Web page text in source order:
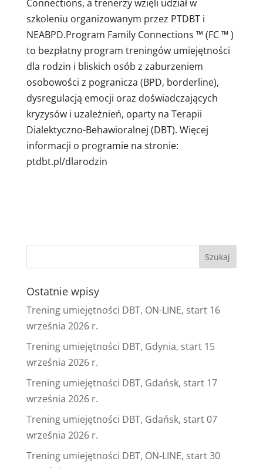
Connections, a trenerzy wzięli udział w
szkoleniu organizowanym przez PTDBT i
NEABPD.Program Family Connections ™ (FC ™ )
to bezpłatny program treningów umiejętności
dla rodzin i bliskich osób z zaburzeniem
osobowości z pogranicza (BPD, borderline),
dysregulacją emocji oraz doświadczających
kryzysów i uzależnień, oparty na Terapii
Dialektyczno-Behawioralnej (DBT). Więcej
informacji o programie na stronie:
ptdbt.pl/dlarodzin
Ostatnie wpisy
Trening umiejętności DBT, ON-LINE, start 16
września 2026 r.
Trening umiejętności DBT, Gdynia, start 15
września 2026 r.
Trening umiejętności DBT, Gdańsk, start 17
września 2026 r.
Trening umiejętności DBT, Gdańsk, start 07
września 2026 r.
Trening umiejętności DBT, ON-LINE, start 30